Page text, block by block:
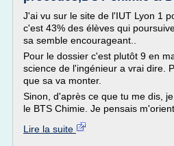
J'ai vu sur le site de l'IUT Lyon 1
c'est 43% des élèves qui
sa semble encourageant..
Pour le dossier c'est plutôt 9 en
science de l'ingénieur a vrai dire.
que sa va monter.
Sinon, d'après ce que tu me dis,
le BTS Chimie. Je pensais
Lire la suite